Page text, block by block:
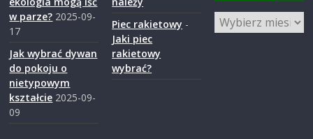
w parze? 2025-09-
17
Jak wybrać dywan
do pokoju o
nietypowym
kształcie 2025-09-
09
Piec rakietowy -
Jaki piec
rakietowy
wybrać?
Zasoby